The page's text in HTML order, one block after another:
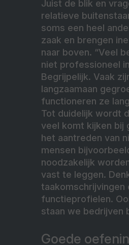
Juist de blik en
relatieve
soms een heel
zaak en brengen
naar boven. “Veel
niet professioneel
Begrijpelijk. Vaak
langzaamaan
functioneren ze
Tot duidelijk wordt
veel komt kijken bij
het aantreden van
mensen
noodzakelijk
vast te leggen.
taakomschrijvingen
functieprofielen.
staan we bedrijven
Goede